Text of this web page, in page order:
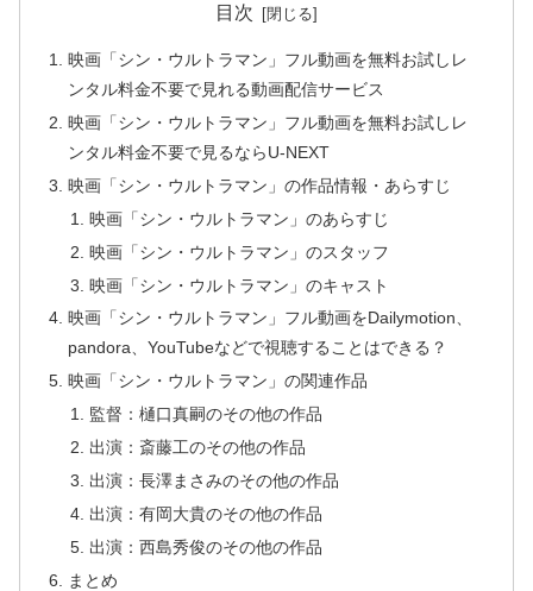
目次
映画「シン・ウルトラマン」フル動画を無料お試しレ
ンタル料金不要で見れる動画配信サービス
映画「シン・ウルトラマン」フル動画を無料お試しレ
ンタル料金不要で見るならU-NEXT
映画「シン・ウルトラマン」の作品情報・あらすじ
映画「シン・ウルトラマン」のあらすじ
映画「シン・ウルトラマン」のスタッフ
映画「シン・ウルトラマン」のキャスト
映画「シン・ウルトラマン」フル動画をDailymotion、
pandora、YouTubeなどで視聴することはできる？
映画「シン・ウルトラマン」の関連作品
監督：樋口真嗣のその他の作品
出演：斎藤工のその他の作品
出演：長澤まさみのその他の作品
出演：有岡大貴のその他の作品
出演：西島秀俊のその他の作品
まとめ